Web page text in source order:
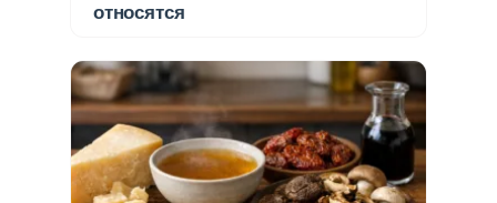
относятся